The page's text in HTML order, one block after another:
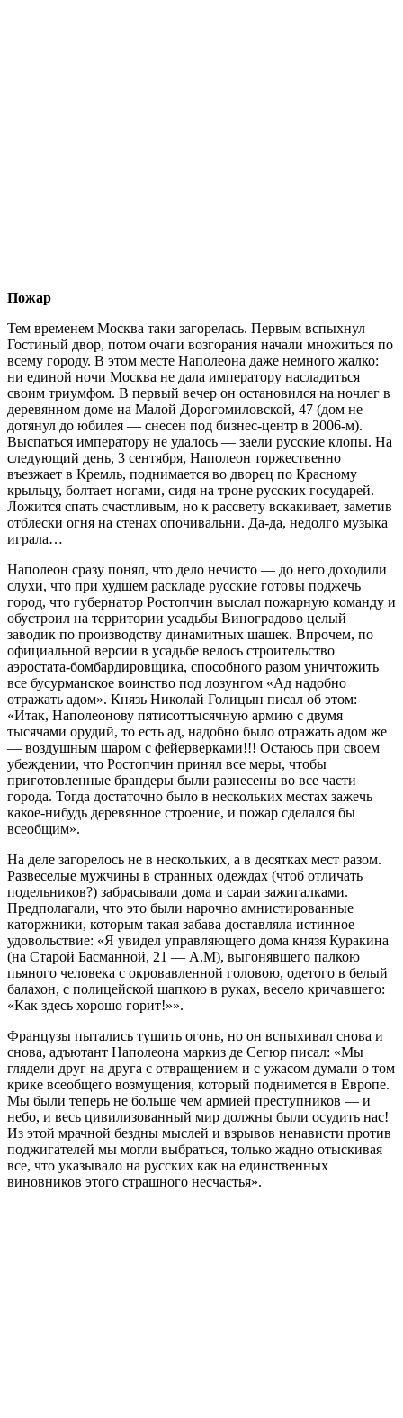
Пожар
Тем временем Москва таки загорелась. Первым вспыхнул
Гостиный двор, потом очаги возгорания начали множиться по
всему городу. В этом месте Наполеона даже немного жалко:
ни единой ночи Москва не дала императору насладиться
своим триумфом. В первый вечер он остановился на ночлег в
деревянном доме на Малой Дорогомиловской, 47 (дом не
дотянул до юбилея — снесен под бизнес-центр в 2006-м).
Выспаться императору не удалось — заели русские клопы. На
следующий день, 3 сентября, Наполеон торжественно
въезжает в Кремль, поднимается во дворец по Красному
крыльцу, болтает ногами, сидя на троне русских государей.
Ложится спать счастливым, но к рассвету вскакивает, заметив
отблески огня на стенах опочивальни. Да-да, недолго музыка
играла…
Наполеон сразу понял, что дело нечисто — до него доходили
слухи, что при худшем раскладе русские готовы поджечь
город, что губернатор Ростопчин выслал пожарную команду и
обустроил на территории усадьбы Виноградово целый
заводик по производству динамитных шашек. Впрочем, по
официальной версии в усадьбе велось строительство
аэростата-бомбардировщика, способного разом уничтожить
все бусурманское воинство под лозунгом «Ад надобно
отражать адом». Князь Николай Голицын писал об этом:
«Итак, Наполеонову пятисоттысячную армию с двумя
тысячами орудий, то есть ад, надобно было отражать адом же
— воздушным шаром с фейерверками!!! Остаюсь при своем
убеждении, что Ростопчин принял все меры, чтобы
приготовленные брандеры были разнесены во все части
города. Тогда достаточно было в нескольких местах зажечь
какое-нибудь деревянное строение, и пожар сделался бы
всеобщим».
На деле загорелось не в нескольких, а в десятках мест разом.
Развеселые мужчины в странных одеждах (чтоб отличать
подельников?) забрасывали дома и сараи зажигалками.
Предполагали, что это были нарочно амнистированные
каторжники, которым такая забава доставляла истинное
удовольствие: «Я увидел управляющего дома князя Куракина
(на Старой Басманной, 21 — А.М), выгонявшего палкою
пьяного человека с окровавленной головою, одетого в белый
балахон, с полицейской шапкою в руках, весело кричавшего:
«Как здесь хорошо горит!»».
Французы пытались тушить огонь, но он вспыхивал снова и
снова, адъютант Наполеона маркиз де Сегюр писал: «Мы
глядели друг на друга с отвращением и с ужасом думали о том
крике всеобщего возмущения, который поднимется в Европе.
Мы были теперь не больше чем армией преступников — и
небо, и весь цивилизованный мир должны были осудить нас!
Из этой мрачной бездны мыслей и взрывов ненависти против
поджигателей мы могли выбраться, только жадно отыскивая
все, что указывало на русских как на единственных
виновников этого страшного несчастья».